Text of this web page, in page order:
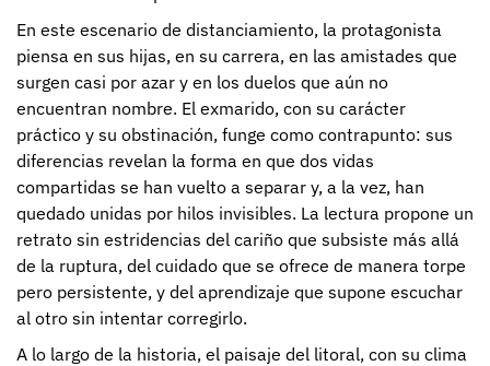
En este escenario de distanciamiento, la protagonista
piensa en sus hijas, en su carrera, en las amistades que
surgen casi por azar y en los duelos que aún no
encuentran nombre. El exmarido, con su carácter
práctico y su obstinación, funge como contrapunto: sus
diferencias revelan la forma en que dos vidas
compartidas se han vuelto a separar y, a la vez, han
quedado unidas por hilos invisibles. La lectura propone un
retrato sin estridencias del cariño que subsiste más allá
de la ruptura, del cuidado que se ofrece de manera torpe
pero persistente, y del aprendizaje que supone escuchar
al otro sin intentar corregirlo.
A lo largo de la historia, el paisaje del litoral, con su clima